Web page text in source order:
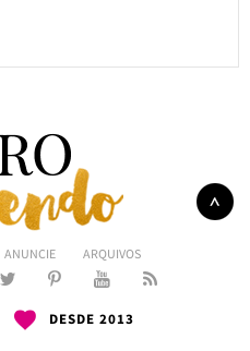
ANUNCIE ARQUIVOS
DESDE 2013